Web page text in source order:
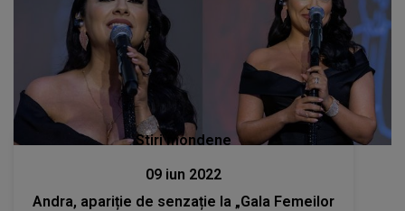
Stiri mondene
09 iun 2022
Andra, apariție de senzație la „Gala Femeilor